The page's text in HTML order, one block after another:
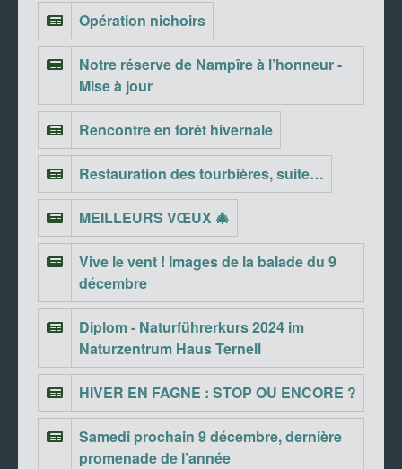
Opération nichoirs
Notre réserve de Nampîre à l’honneur -
Mise à jour
Rencontre en forêt hivernale
Restauration des tourbières, suite…
MEILLEURS VŒUX 🎄
Vive le vent ! Images de la balade du 9
décembre
Diplom - Naturführerkurs 2024 im
Naturzentrum Haus Ternell
HIVER EN FAGNE : STOP OU ENCORE ?
Samedi prochain 9 décembre, dernière
promenade de l’année